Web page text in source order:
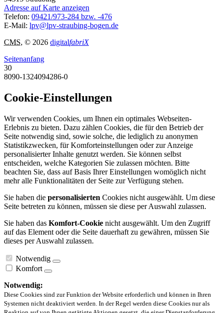
Adresse auf Karte anzeigen
Telefon: 09421/973-284 bzw. -476
E-Mail: lpv@lpv-straubing-bogen.de
CMS, © 2026 digitalfabriX
Seitenanfang
30
8090-1324094286-0
Cookie-Einstellungen
Wir verwenden Cookies, um Ihnen ein optimales Webseiten-
Erlebnis zu bieten. Dazu zählen Cookies, die für den Betrieb der
Seite notwendig sind, sowie solche, die lediglich zu anonymen
Statistikzwecken, für Komforteinstellungen oder zur Anzeige
personalisierter Inhalte genutzt werden. Sie können selbst
entscheiden, welche Kategorien Sie zulassen möchten. Bitte
beachten Sie, dass auf Basis Ihrer Einstellungen womöglich nicht
mehr alle Funktionalitäten der Seite zur Verfügung stehen.
Sie haben die personalisierten Cookies nicht ausgewählt. Um diese
Seite betreten zu können, müssen sie diese per Auswahl zulassen.
Sie haben das Komfort-Cookie nicht ausgewählt. Um den Zugriff
auf das Element oder die Seite dauerhaft zu gewähren, müssen Sie
dieses per Auswahl zulassen.
Notwendig
Komfort
Notwendig:
Diese Cookies sind zur Funktion der Website erforderlich und können in Ihren
Systemen nicht deaktiviert werden. In der Regel werden diese Cookies nur als